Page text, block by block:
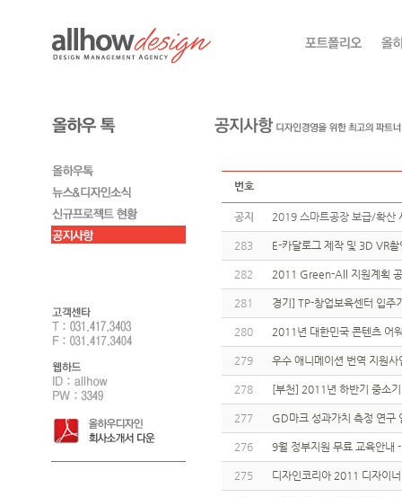
번호
공지 2019 스마트공장 보급/확
283 E-카달로그 제작 및 3D VR
282 2011 Green-All 지원계획
281 경기] TP-창업보육센터 입주
280 2011년 대한민국 콘텐츠 어
279 우수 애니메이션 번역 지원
278 [부천] 2011년 하반기 중소
277 GD마크 성과가치 측정 연구
276 9월 정부지원 무료 교육안내
275 디자인코리아 2011 디자이